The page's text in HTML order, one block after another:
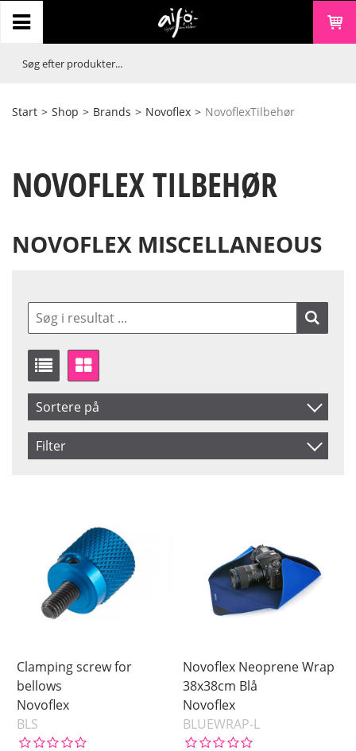
Start > Shop > Brands > Novoflex > NovoflexTilbehør
NOVOFLEX TILBEHØR
NOVOFLEX MISCELLANEOUS
Sortere på
Produkt Kode
Filter
Clamping screw for
bellows
Novoflex
BLS
Novoflex Neoprene Wrap
38x38cm Blå
Novoflex
BLUEWRAP-L